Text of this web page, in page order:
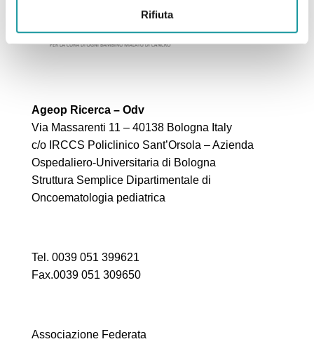
Rifiuta
Ageop Ricerca – Odv
Via Massarenti 11 – 40138 Bologna Italy
c/o IRCCS Policlinico Sant’Orsola – Azienda
Ospedaliero-Universitaria di Bologna
Struttura Semplice Dipartimentale di
Oncoematologia pediatrica
Tel. 0039 051 399621
Fax.0039 051 309650
Associazione Federata